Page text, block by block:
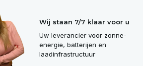
Wij staan 7/7 klaar voor u
Uw leverancier voor zonne-
energie, batterijen en
laadinfrastructuur